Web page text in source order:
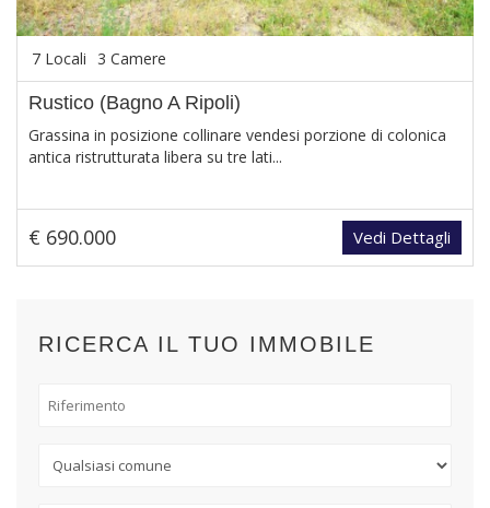
7 Locali 3 Camere
Rustico (Bagno A Ripoli)
Grassina in posizione collinare vendesi porzione di colonica
antica ristrutturata libera su tre lati...
€ 690.000 Vedi Dettagli
RICERCA IL TUO IMMOBILE